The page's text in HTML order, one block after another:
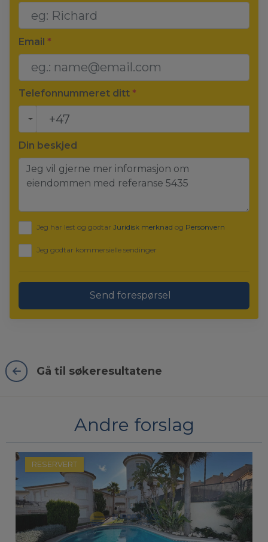
Email *
Telefonnummeret ditt *
Din beskjed
Jeg har lest og godtar Juridisk merknad og Personvern
Jeg godtar kommersielle sendinger
Send forespørsel
Gå til søkeresultatene
Andre forslag
RESERVERT